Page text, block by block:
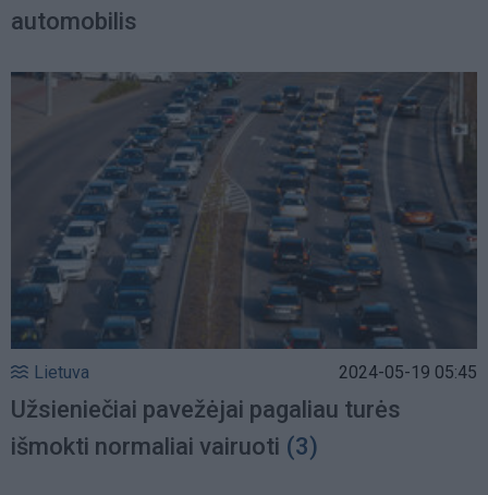
automobilis
Lietuva 2024-05-19 05:45
Užsieniečiai pavežėjai pagaliau turės
išmokti normaliai vairuoti (3)